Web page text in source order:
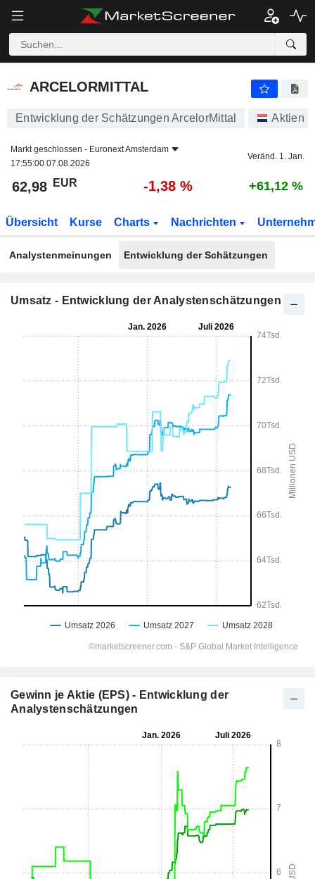
ARCELORMITTAL
ARCELORMITTAL
Entwicklung der Schätzungen ArcelorMittal Aktien
Markt geschlossen - Euronext Amsterdam
17:55:00 07.08.2026
Veränd. 1. Jan.
62,98 EUR -1,38 % +61,12 %
Übersicht Kurse Charts Nachrichten
Analystenmeinungen Entwicklung der Schätzungen
Umsatz - Entwicklung der Analystenschätzungen
Gewinn je Aktie (EPS) - Entwicklung der
Analystenschätzungen